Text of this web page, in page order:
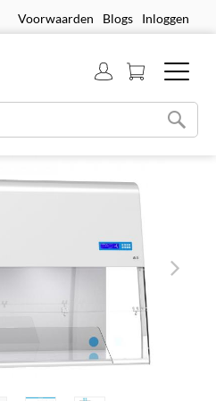
Voorwaarden Blogs Inloggen